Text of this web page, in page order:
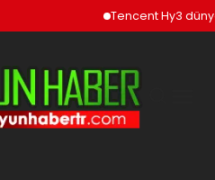
Tencent Hy3 dünya